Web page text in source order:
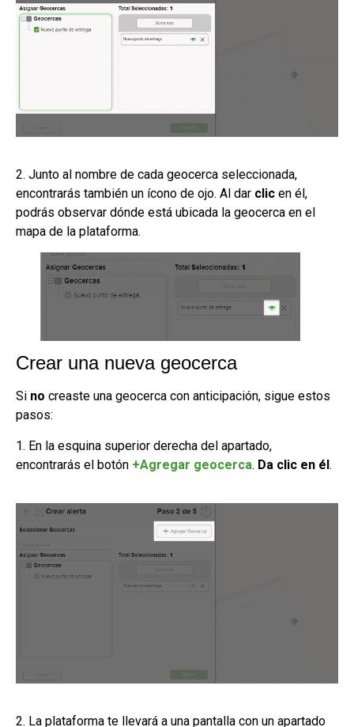
2. Junto al nombre de cada geocerca seleccionada,
encontrarás también un ícono de ojo. Al dar clic en él,
podrás observar dónde está ubicada la geocerca en el
mapa de la plataforma.
Crear una nueva geocerca
Si no creaste una geocerca con anticipación, sigue estos
pasos:
1. En la esquina superior derecha del apartado,
encontrarás el botón +Agregar geocerca. Da clic en él.
2. La plataforma te llevará a una pantalla con un apartado